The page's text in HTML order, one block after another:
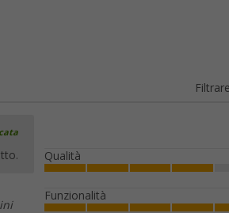
Filtrare
Qualità
Funzionalità